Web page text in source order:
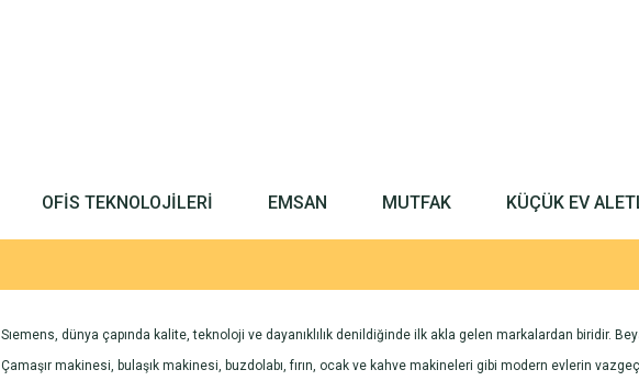
OFİS TEKNOLOJİLERİ EMSAN MUTFAK KÜÇÜK EV
Sıemens, dünya çapında kalite, teknoloji ve dayanıklılık denildiğinde ilk akla gelen markalardan biridir.
Çamaşır makinesi, bulaşık makinesi, buzdolabı, fırın, ocak ve kahve makineleri gibi modern evlerin